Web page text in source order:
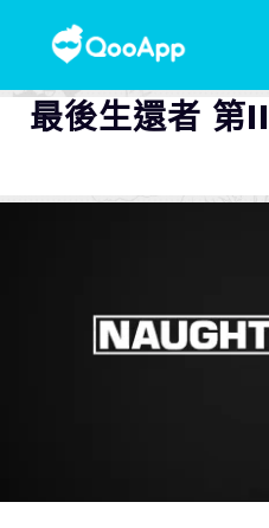
最後生還者 第